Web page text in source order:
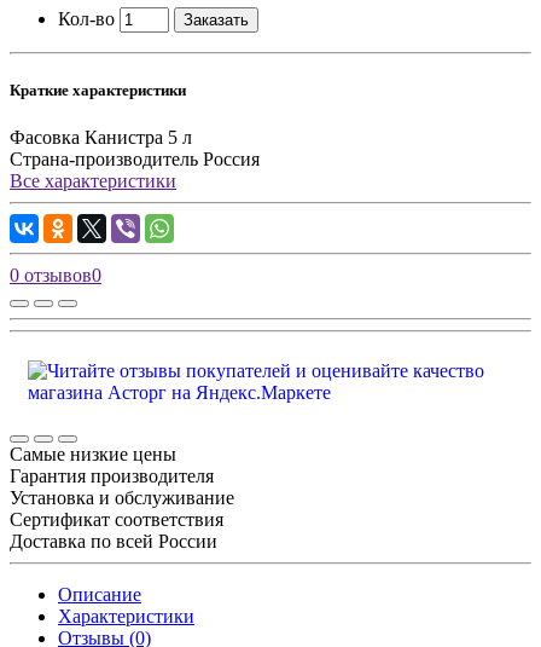
Кол-во Заказать
Краткие характеристики
Фасовка Канистра 5 л
Страна-производитель Россия
Все характеристики
0 отзывов0
Самые низкие цены
Гарантия производителя
Установка и обслуживание
Сертификат соответствия
Доставка по всей России
Описание
Характеристики
Отзывы (0)